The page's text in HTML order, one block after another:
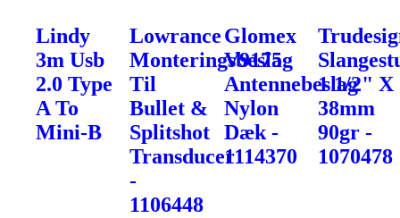
Lindy
3m Usb
2.0 Type
A To
Mini-B
Lowrance
Monteringsbeslag
Til
Bullet &
Splitshot
Transducer
-
1106448
Glomex
V9175
Antennebeslag
Nylon
Dæk -
1114370
1 1/2" X
38mm
90gr -
1070478